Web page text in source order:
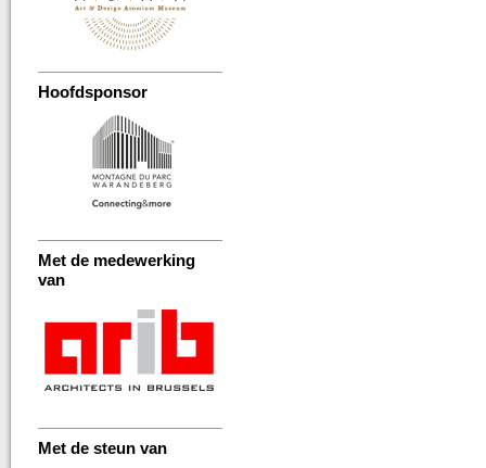
Hoofdsponsor
Met de medewerking
van
Met de steun van